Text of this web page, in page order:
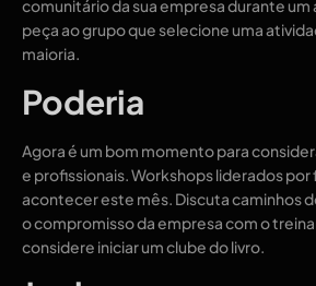
comunitário da sua empresa durante
peça ao grupo que selecione uma
maioria.
Poderia
Agora é um bom momento para
e profissionais. Workshops liderados
acontecer este mês. Discuta caminhos
o compromisso da empresa com o
considere iniciar um clube do livro.